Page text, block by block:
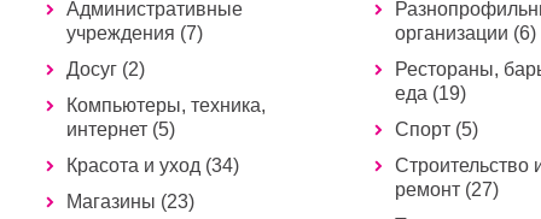
Административные
учреждения (7)
Досуг (2)
Компьютеры, техника,
интернет (5)
Красота и уход (34)
Магазины (23)
организации (6)
Рестораны,
еда (19)
Спорт (5)
Строительство
ремонт (27)